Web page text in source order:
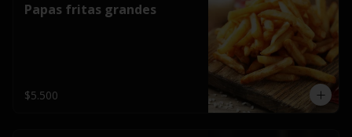
Papas fritas grandes
$5.500